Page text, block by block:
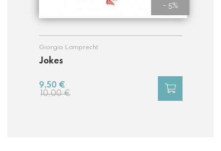
- 5%
Jokes
Giorgio Lamprecht
10,00 €
9,50 €